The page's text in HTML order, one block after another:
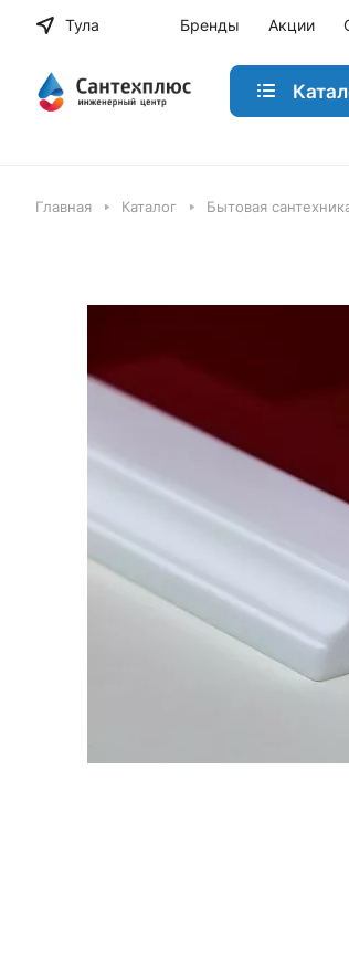
Тула Бренды Акции
Главная Каталог Бытовая